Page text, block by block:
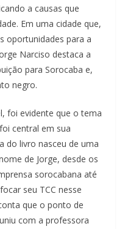
a causas que
Em uma cidade que,
oportunidades para a
Narciso destaca a
para Sorocaba e,
negro.
foi evidente que o tema
central em sua
do livro nasceu de uma
de Jorge, desde os
sorocabana até
seu TCC nesse
que o ponto de
com a professora